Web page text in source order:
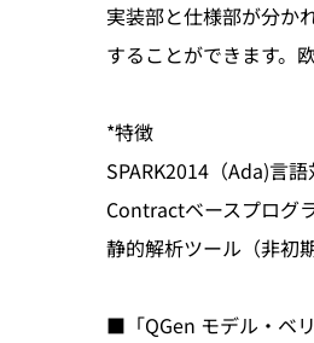
実装部と仕様部が分か
することができます。
*特徴
SPARK2014（Ada)言
Contractベースプログ
静的解析ツール（非初
■「QGen モデル・ベ